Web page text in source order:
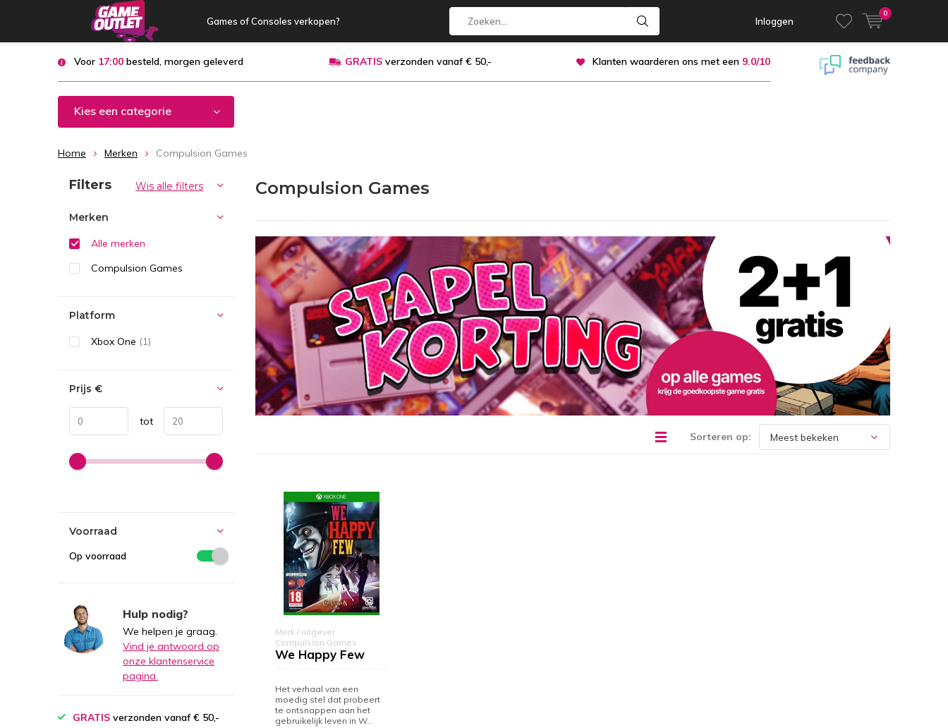
Games of Consoles verkopen? Inloggen
0
Voor 17:00 besteld, morgen geleverd GRATISverzonden vanaf € 50,- Klanten waarderen ons met een 9.0/10
Kies een categorie
Home Merken Compulsion Games
Compulsion Games
Sorteren op:
Merk / uitgever :
Compulsion Games
We Happy Few
Het verhaal van een
moedig stel dat probeert
te ontsnappen aan het
gebruikelijk leven in W...
Sorteren op:
Filters Wis alle filters
Merken
Alle merken
Compulsion Games
Platform
Xbox One (1)
Prijs €
tot
Voorraad
Op voorraad
Hulp nodig?
We helpen je graag.
Vind je antwoord op
onze klantenservice
pagina.
GRATIS verzonden vanaf € 50,-